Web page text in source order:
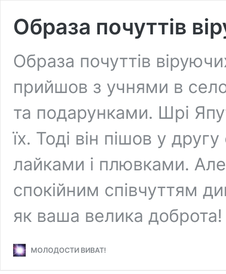
Образа почуттів
Образа почуттів
прийшов з учнями в
та подарунками. Шрі
їх. Тоді він пішов у
лайками і плювками.
спокійним співчуттям
як ваша велика
МОЛОДОСТИ ВИВАТ!